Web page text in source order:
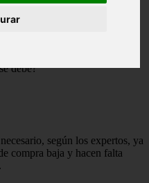
de adviento en los
años esto no pasaba
debe?
necesario, según los expertos, ya
compra baja y hacen falta